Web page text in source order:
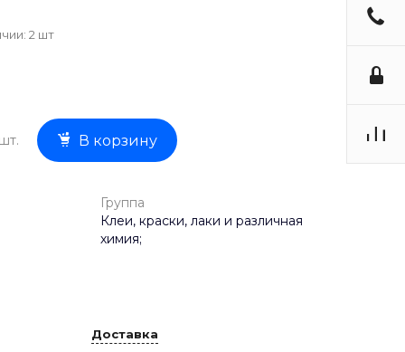
2 шт
шт. В корзину
Группа
Клеи, краски, лаки и различная
химия;
Доставка